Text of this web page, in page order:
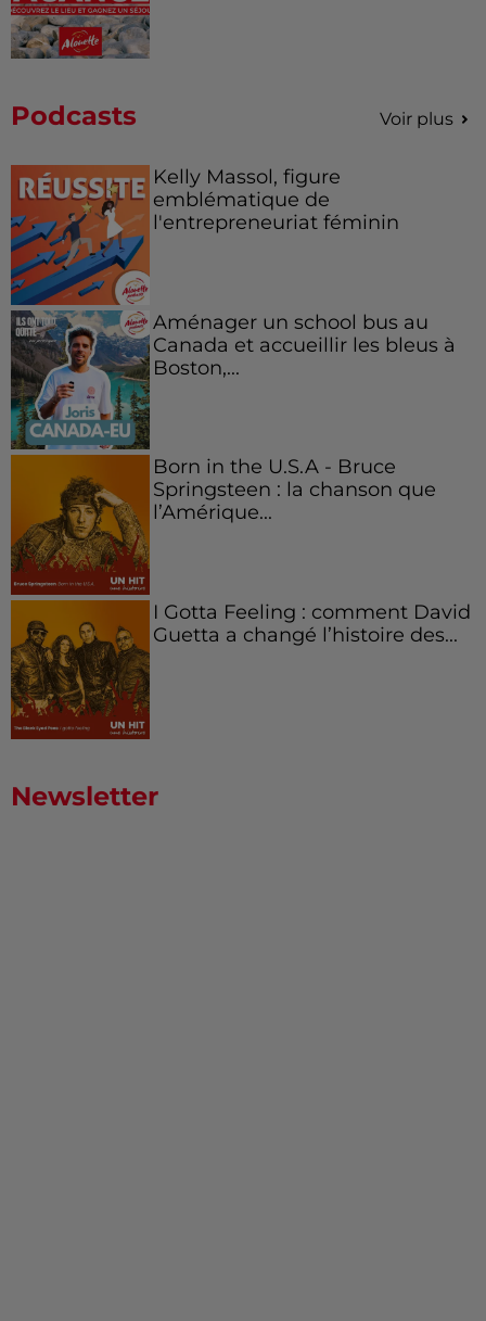
Podcasts Voir plus
Kelly Massol, figure
emblématique de
l'entrepreneuriat féminin
Aménager un school bus au
Canada et accueillir les bleus à
Boston,...
Born in the U.S.A - Bruce
Springsteen : la chanson que
l’Amérique...
I Gotta Feeling : comment David
Guetta a changé l’histoire des...
Newsletter